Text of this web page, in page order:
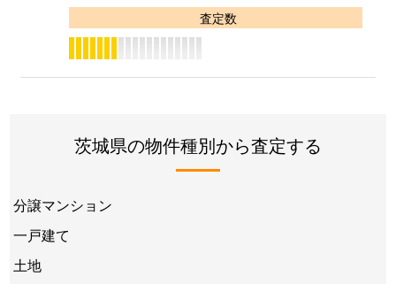
査定数
茨城県の物件種別から査定する
分譲マンション
一戸建て
土地